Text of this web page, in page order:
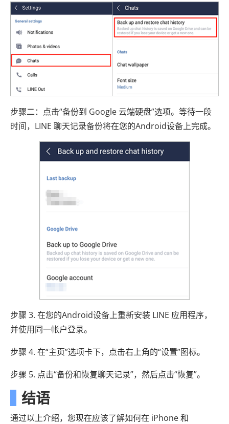
步骤二：点击“备份到 Google 云端硬盘”选项。等待一段
时间，LINE 聊天记录备份将在您的Android设备上完成。
步骤 3. 在您的Android设备上重新安装 LINE 应用程序，
并使用同一帐户登录。
步骤 4. 在“主页”选项卡下，点击右上角的“设置”图标。
步骤 5. 点击“备份和恢复聊天记录”，然后点击“恢复”。
结语
通过以上介绍，您现在应该了解如何在 iPhone 和